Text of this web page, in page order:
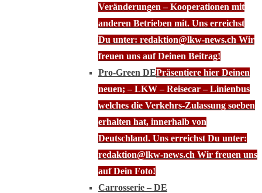
Veränderungen – Kooperationen mit
anderen Betrieben mit. Uns erreichst
Du unter: redaktion@lkw-news.ch Wir
freuen uns auf Deinen Beitrag!
Pro-Green DEPräsentiere hier Deinen
neuen; – LKW – Reisecar – Linienbus
welches die Verkehrs-Zulassung soeben
erhalten hat, innerhalb von
Deutschland. Uns erreichst Du unter:
redaktion@lkw-news.ch Wir freuen uns
auf Dein Foto!
Carrosserie – DE